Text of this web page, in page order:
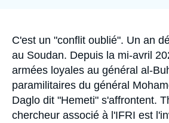
Accroche
C'est un "conflit oublié". Un an
au Soudan. Depuis la mi-avril
armées loyales au général al-
paramilitaires du général
Daglo dit "Hemeti" s'affrontent.
chercheur associé à l'IFRI est